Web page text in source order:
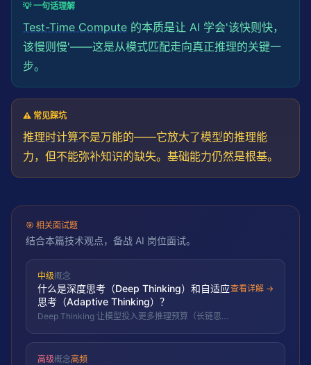
💡 一句话理解
Test-Time Compute 的本质是让 AI 学会'该快则快，
该慢则慢'——这是从模式匹配走向真正推理的关键一
步。
⚠️ 常见踩坑
推理时计算不是万能的——它放大了模型的推理能
力，但不能弥补知识的缺失。基础能力仍然是根基。
🎯 相关面试题
结合本篇技术观点，备战 AI 岗位面试。
中级概念
什么是深度思考（Deep Thinking）和自适应
思考（Adaptive Thinking）？
Deep Thinking 让模型投入更多推理预算（长链思
查看详解 →
高级概念高频